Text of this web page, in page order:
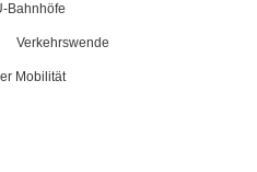
Bahnhöfe
Verkehrswende
Mobilität